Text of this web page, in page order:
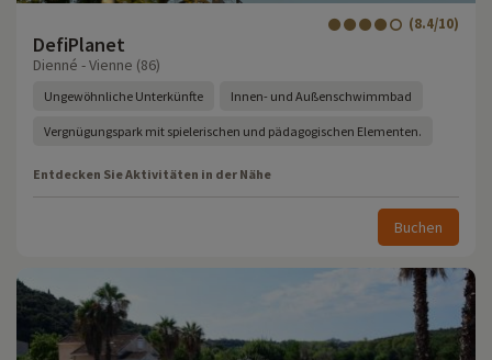
DefiPlanet
(8.4/10)
Dienné - Vienne (86)
Ungewöhnliche Unterkünfte Innen- und Außenschwimmbad
Vergnügungspark mit spielerischen und pädagogischen Elementen.
Entdecken Sie Aktivitäten in der Nähe
Buchen